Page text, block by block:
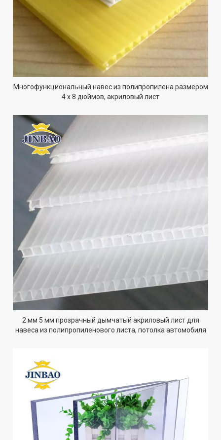
Многофункциональный навес из полипропилена размером
4 x 8 дюймов, акриловый лист
2 мм 5 мм прозрачный дымчатый акриловый лист для
навеса из полипропиленового листа, потолка автомобиля